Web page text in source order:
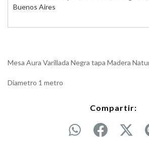
Buenos Aires
Mesa Aura Varillada Negra tapa Madera
Diametro 1 metro
Compartir: